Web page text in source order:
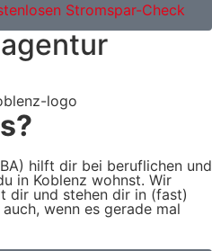
Stromspar-Check
hilft dir bei beruflichen und
in Koblenz wohnst. Wir
dir und stehen dir in (fast)
wenn es gerade mal